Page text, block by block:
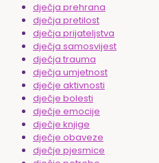
dječja prehrana
dječja pretilost
dječja prijateljstva
dječja samosvijest
dječja trauma
dječja umjetnost
dječje aktivnosti
dječje bolesti
dječje emocije
dječje knjige
dječje obaveze
dječje pjesmice